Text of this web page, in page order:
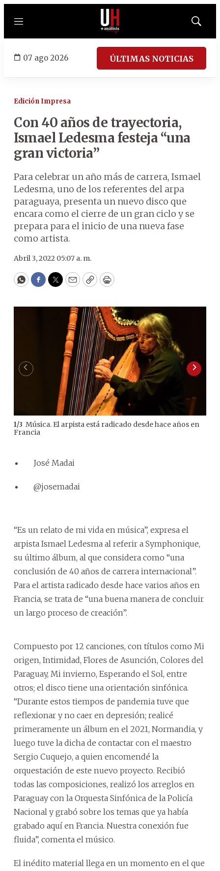
Menú
Mostrar
07 ago 2026 ÚLTIMAS NOTICIAS
Edición Impresa
Con 40 años de trayectoria,
Ismael Ledesma festeja “una
gran victoria”
Para celebrar un año más de carrera, Ismael
Ledesma, uno de los referentes del arpa
paraguaya, presenta un nuevo disco que
encara como el cierre de un gran ciclo y se
prepara para el inicio de una nueva fase
como artista.
Abril 3, 2022 05:07 a. m.
WhatsApp
Facebook
Twitter
EmailCopyPrint
1/3 Música. El arpista está radicado desde hace años en
Francia
José Madai
@josemadai
“Es un relato de mi vida en música”, expresa el
arpista Ismael Ledesma al referir a Symphonique,
su último álbum, al que considera como “una
conclusión de 40 años de carrera internacional”.
Para el artista radicado desde hace varios años en
Francia, se trata de “una buena manera de concluir
un largo proceso de creación”.
Compuesto por 12 canciones, con títulos como Mi
origen, Intimidad, Flores de Asunción, Colores del
Paraguay, Mi invierno, Esperando el Sol, entre
otros; el disco tiene una orientación sinfónica.
“Durante estos tiempos de pandemia tuve que
reflexionar y no caer en depresión; realicé
primeramente un álbum en el 2021, Normandia, y
luego tuve la dicha de contactar con el maestro
Sergio Cuquejo, a quien encomendé la
orquestación de este nuevo proyecto. Recibió
todas las composiciones, realizó los arreglos en
Paraguay con la Orquesta Sinfónica de la Policía
Nacional y grabó sobre los temas que ya había
grabado aquí en Francia. Nuestra conexión fue
fluida”, comenta el músico.
El inédito material llega en un momento en el que